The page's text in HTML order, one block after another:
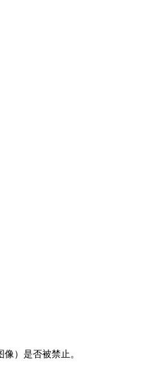
）是否被禁止。